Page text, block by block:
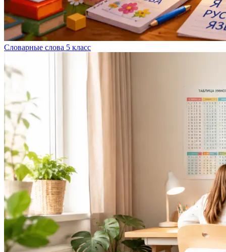
Словарные слова 5 класс